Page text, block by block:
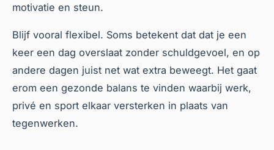
motivatie en steun.
Blijf vooral flexibel. Soms betekent dat dat je een
keer een dag overslaat zonder schuldgevoel, en op
andere dagen juist net wat extra beweegt. Het gaat
erom een gezonde balans te vinden waarbij werk,
privé en sport elkaar versterken in plaats van
tegenwerken.